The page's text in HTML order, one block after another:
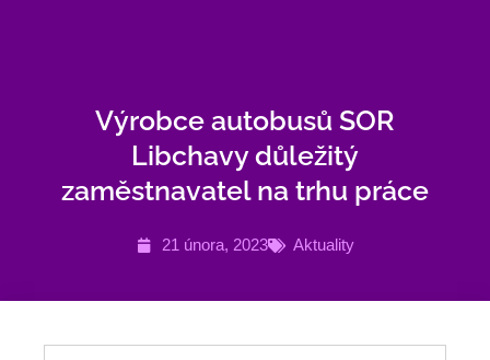
Výrobce autobusů SOR
Libchavy důležitý
zaměstnavatel na trhu práce
21 února, 2023 Aktuality